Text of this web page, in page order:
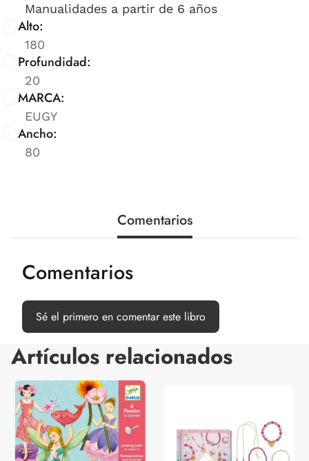
Manualidades a partir de 6 años
Alto:
180
Profundidad:
20
MARCA:
EUGY
Ancho:
80
Comentarios
Comentarios
Sé el primero en comentar este libro
Artículos relacionados